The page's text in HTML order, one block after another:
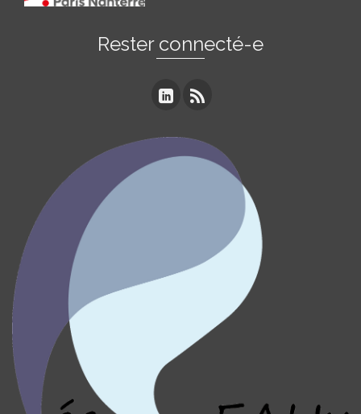
Rester connecté-e